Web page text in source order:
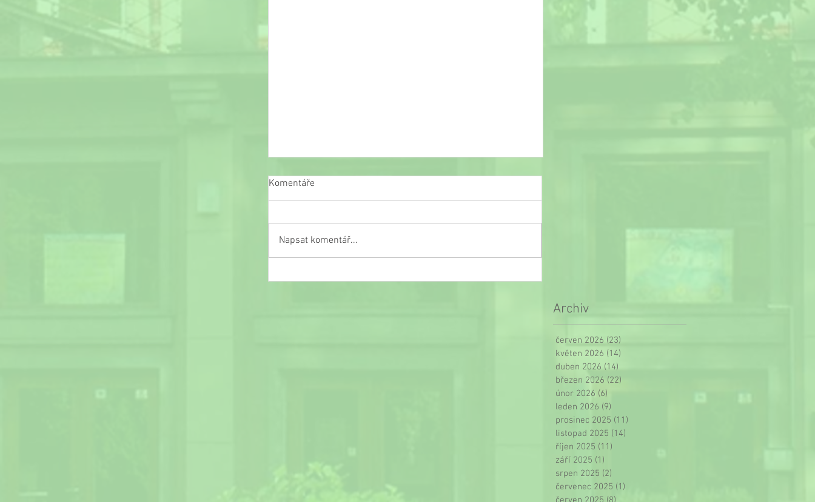
Slavnostní ukončení školního roku
Komentáře
Napsat komentář...
Archiv
červen 2026 (23)
květen 2026 (14)
duben 2026 (14)
březen 2026 (22)
únor 2026 (6)
leden 2026 (9)
prosinec 2025 (11)
listopad 2025 (14)
říjen 2025 (11)
září 2025 (1)
srpen 2025 (2)
červenec 2025 (1)